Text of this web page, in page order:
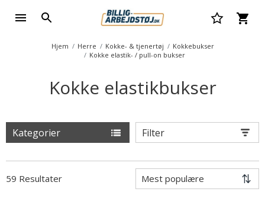
Hjem Herre Kokke- & tjenertøj
Kokkebukser
Kokke elastik- / pull-on bukser
Kokke elastikbukser
Kategorier Filter
59 Resultater